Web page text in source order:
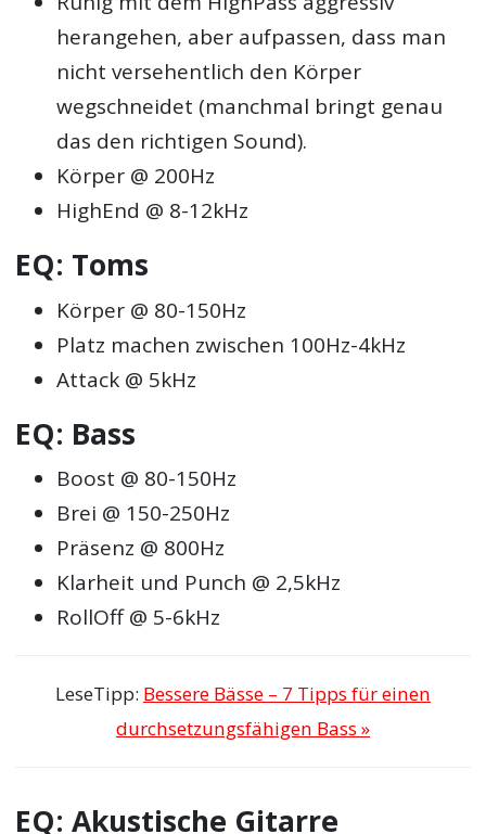
herangehen, aber aufpassen, dass man
nicht versehentlich den Körper
wegschneidet (manchmal bringt genau
das den richtigen Sound).
Körper @ 200Hz
HighEnd @ 8-12kHz
EQ: Toms
Körper @ 80-150Hz
Platz machen zwischen 100Hz-4kHz
Attack @ 5kHz
EQ: Bass
Boost @ 80-150Hz
Brei @ 150-250Hz
Präsenz @ 800Hz
Klarheit und Punch @ 2,5kHz
RollOff @ 5-6kHz
LeseTipp: Bessere Bässe – 7 Tipps für einen
durchsetzungsfähigen Bass »
EQ: Akustische Gitarre